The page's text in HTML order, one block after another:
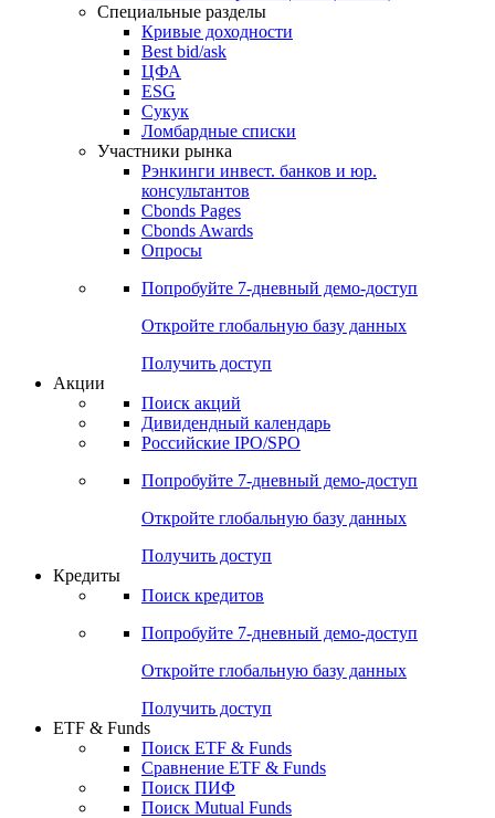
Специальные разделы
Кривые доходности
Best bid/ask
ЦФА
ESG
Сукук
Ломбардные списки
Участники рынка
Рэнкинги инвест. банков и юр.
консультантов
Cbonds Pages
Cbonds Awards
Опросы
Попробуйте 7-дневный демо-доступ
Откройте глобальную базу данных
Получить доступ
Акции
Поиск акций
Дивидендный календарь
Российские IPO/SPO
Попробуйте 7-дневный демо-доступ
Откройте глобальную базу данных
Получить доступ
Кредиты
Поиск кредитов
Попробуйте 7-дневный демо-доступ
Откройте глобальную базу данных
Получить доступ
ETF & Funds
Поиск ETF & Funds
Сравнение ETF & Funds
Поиск ПИФ
Поиск Mutual Funds